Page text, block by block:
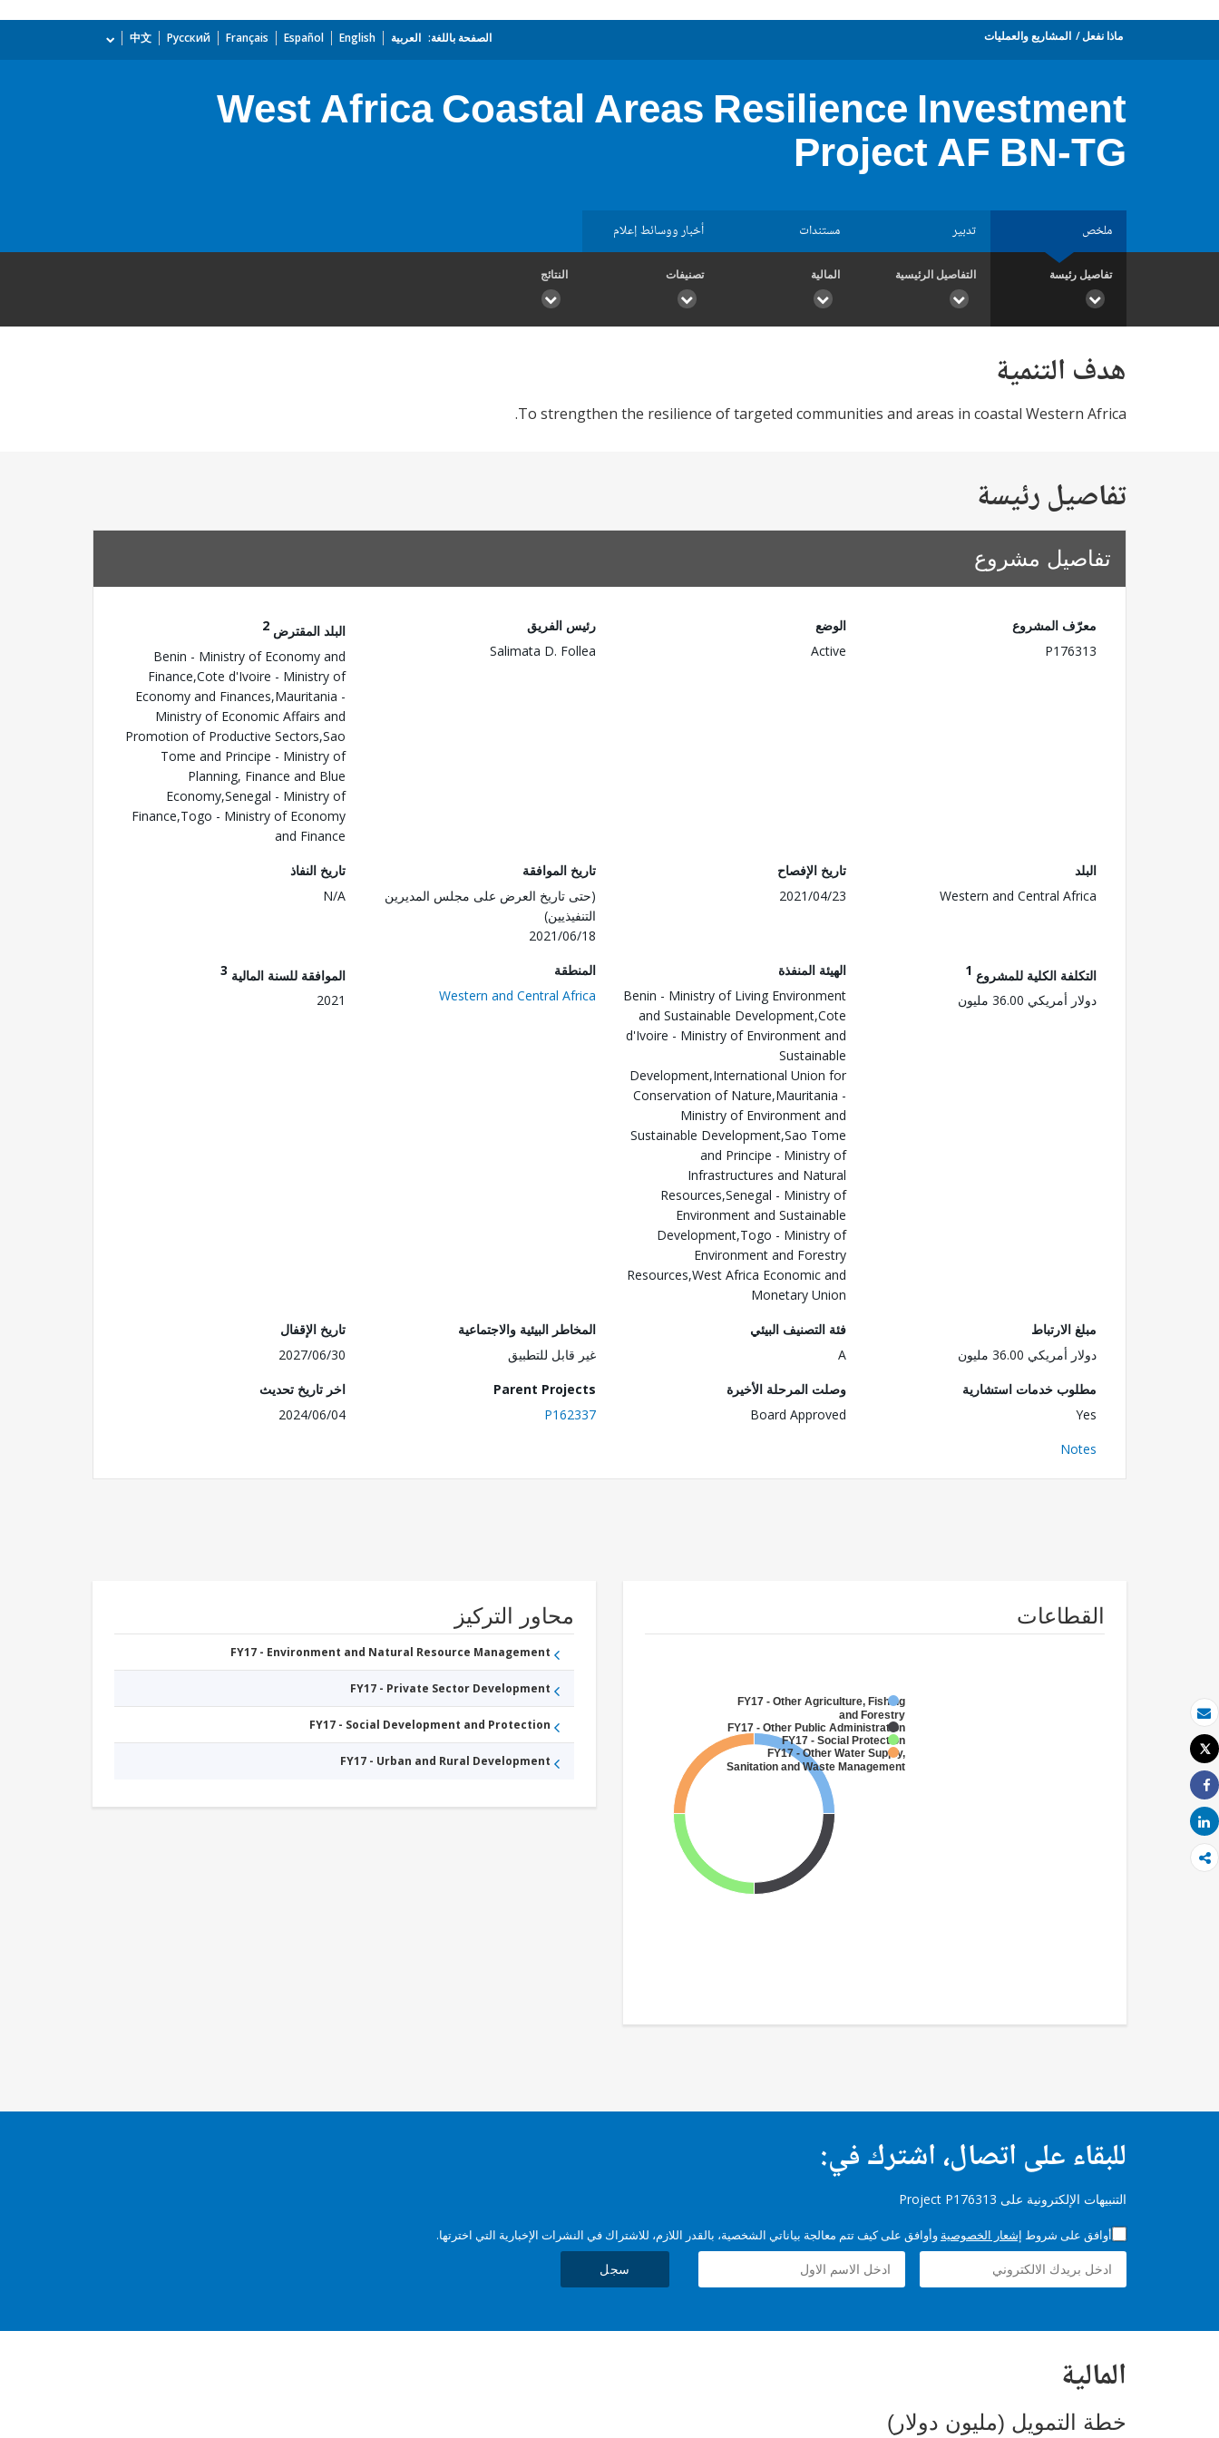
بريد الكتروني
طباعة
Tweet
Share
Share
ماذا نفعل المشاريع والعمليات الصفحة باللغة: العربية English
Español
Français
Русский
中文
West Africa Coastal Areas Resilience Investment
Project AF BN-TG
ملخص تدبير مستندات أخبار ووسائط إعلام
تفاصيل رئيسة التفاصيل الرئيسية المالية تصنيفات النتائج
هدف التنمية
To strengthen the resilience of targeted communities and areas in coastal Western Africa.
تفاصيل رئيسة
تفاصيل مشروع
معرّف المشروع
P176313
الوضع
Active
رئيس الفريق
Salimata D. Follea
البلد المقترض 2
Benin - Ministry of Economy and
Finance,Cote d'Ivoire - Ministry of
Economy and Finances,Mauritania -
Ministry of Economic Affairs and
Promotion of Productive Sectors,Sao
Tome and Principe - Ministry of
Planning, Finance and Blue
Economy,Senegal - Ministry of
Finance,Togo - Ministry of Economy
and Finance
البلد
Western and Central Africa
تاريخ الإفصاح
2021/04/23
تاريخ الموافقة
(حتى تاريخ العرض على مجلس المديرين
التنفيذيين)
2021/06/18
تاريخ النفاذ
N/A
التكلفة الكلية للمشروع 1
دولار أمريكي 36.00 مليون
الهيئة المنفذة
Benin - Ministry of Living Environment
and Sustainable Development,Cote
d'Ivoire - Ministry of Environment and
Sustainable
Development,International Union for
Conservation of Nature,Mauritania -
Ministry of Environment and
Sustainable Development,Sao Tome
and Principe - Ministry of
Infrastructures and Natural
Resources,Senegal - Ministry of
Environment and Sustainable
Development,Togo - Ministry of
Environment and Forestry
Resources,West Africa Economic and
Monetary Union
المنطقة
Western and Central Africa
الموافقة للسنة المالية 3
2021
مبلغ الارتباط
دولار أمريكي 36.00 مليون
فئة التصنيف البيئي
A
المخاطر البيئية والاجتماعية
غير قابل للتطبيق
تاريخ الإقفال
2027/06/30
مطلوب خدمات استشارية
Yes
وصلت المرحلة الأخيرة
Board Approved
Parent Projects
P162337
اخر تاريخ تحديث
2024/06/04
Notes
القطاعات
FY17 - Other Agriculture, Fishing
and Forestry
FY17 - Other Public Administration
FY17 - Social Protection
FY17 - Other Water Supply,
Sanitation and Waste Management
محاور التركيز
FY17 - Environment and Natural Resource Management
FY17 - Private Sector Development
FY17 - Social Development and Protection
FY17 - Urban and Rural Development
للبقاء على اتصال، اشترك في:
التنبيهات الإلكترونية على Project P176313
أوافق على شروط إشعار الخصوصية وأوافق على كيف تتم معالجة بياناتي الشخصية، بالقدر اللازم، للاشتراك في النشرات الإخبارية التي اخترتها.
سجل
المالية
خطة التمويل (مليون دولار)